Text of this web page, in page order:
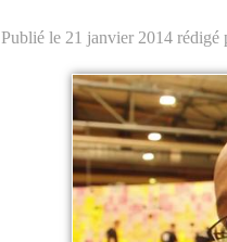
Publié le 21 janvier 2014 rédigé